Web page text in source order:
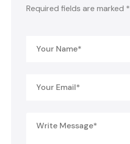
Required fields are marked *